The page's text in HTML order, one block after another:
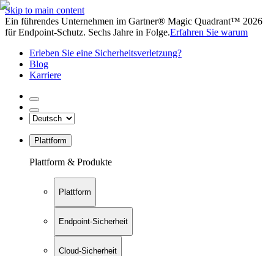
Skip to main content
Ein führendes Unternehmen im Gartner® Magic Quadrant™ 2026
für Endpoint-Schutz. Sechs Jahre in Folge.Erfahren Sie warum
Erleben Sie eine Sicherheitsverletzung?
Blog
Karriere
Plattform
Plattform & Produkte
Plattform
Endpoint-Sicherheit
Cloud-Sicherheit